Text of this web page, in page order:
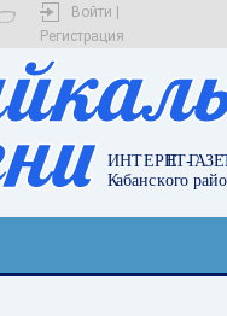
Войти |
Регистрация